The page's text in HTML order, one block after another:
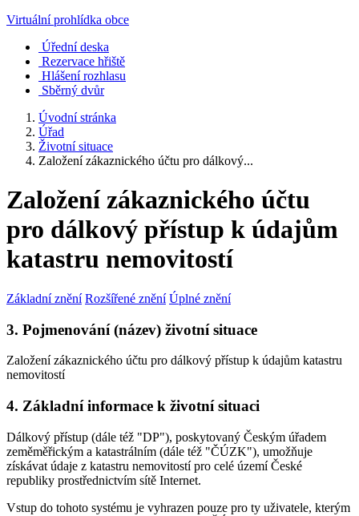
Virtuální prohlídka obce
Úřední deska
Rezervace hřiště
Hlášení rozhlasu
Sběrný dvůr
Úvodní stránka
Úřad
Životní situace
Založení zákaznického účtu pro dálkový...
Založení zákaznického účtu
pro dálkový přístup k údajům
katastru nemovitostí
Základní znění Rozšířené znění Úplné znění
3. Pojmenování (název) životní situace
Založení zákaznického účtu pro dálkový přístup k údajům katastru
nemovitostí
4. Základní informace k životní situaci
Dálkový přístup (dále též "DP"), poskytovaný Českým úřadem
zeměměřickým a katastrálním (dále též "ČÚZK"), umožňuje
získávat údaje z katastru nemovitostí pro celé území České
republiky prostřednictvím sítě Internet.
Vstup do tohoto systému je vyhrazen pouze pro ty uživatele, kterým